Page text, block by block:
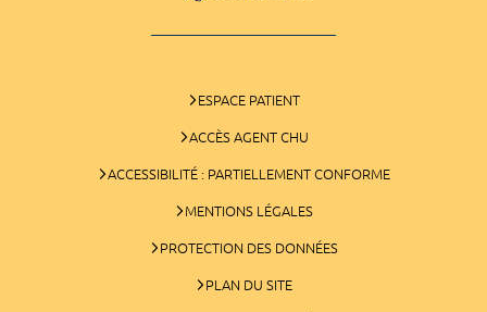
ESPACE PATIENT
ACCÈS AGENT CHU
ACCESSIBILITÉ : PARTIELLEMENT CONFORME
MENTIONS LÉGALES
PROTECTION DES DONNÉES
PLAN DU SITE